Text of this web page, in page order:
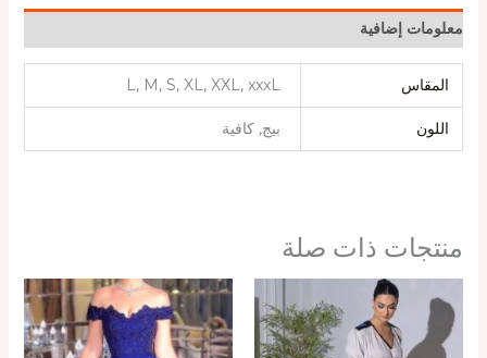
معلومات إضافية
المقاس L, M, S, XL, XXL, xxxL
اللون بيج, كافية
منتجات ذات صلة